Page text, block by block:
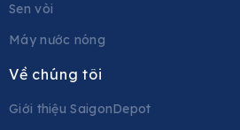
Sen vòi
Máy nước nóng
Về chúng tôi
Giới thiệu SaigonDepot